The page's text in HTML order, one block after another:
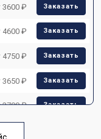
3600 ₽ Заказать
4600 ₽ Заказать
4750 ₽ Заказать
3650 ₽ Заказать
3700 ₽ Заказать